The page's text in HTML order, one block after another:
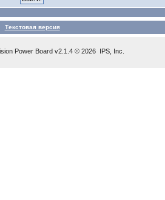
Текстовая версия
Power Board v2.1.4 © 2026 IPS, Inc.